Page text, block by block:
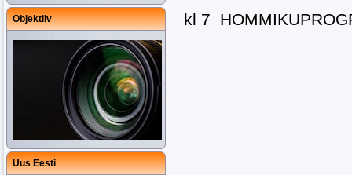
Objektiiv
Uus Eesti
kl 7